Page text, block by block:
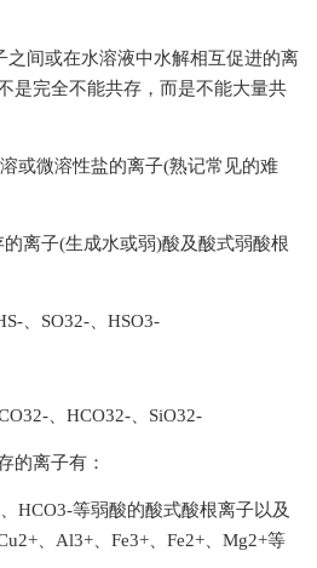
间或在水溶液中水解相互促进的离
是完全不能共存，而是不能大量共
微溶性盐的离子(熟记常见的难
离子(生成水或弱)酸及酸式弱酸根
、SO32-、HSO3-
、HCO32-、SiO32-
离子有：
等弱酸的酸式酸根离子以及
、Al3+、Fe3+、Fe2+、Mg2+等